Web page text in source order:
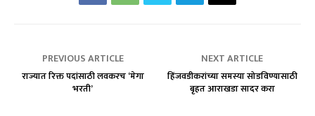
PREVIOUS ARTICLE
राज्यात रिक्त पदांसाठी लवकरच ‘मेगा
भरती’
NEXT ARTICLE
हिंजवडीकरांच्या समस्या सोडविण्यासाठी
बृहत आराखडा सादर करा